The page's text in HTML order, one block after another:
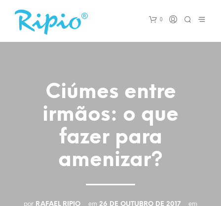
0
Ciúmes entre
irmãos: o que
fazer para
amenizar?
por RAFAEL RIPIO em 26 DE OUTUBRO DE 2017 em